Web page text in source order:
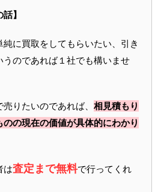
】
に買取をしてもらいたい、引き
のであれば１社でも構いませ
りたいのであれば、 相見積もり
の現在の価値が具体的にわかり
は査定まで無料で行ってくれ